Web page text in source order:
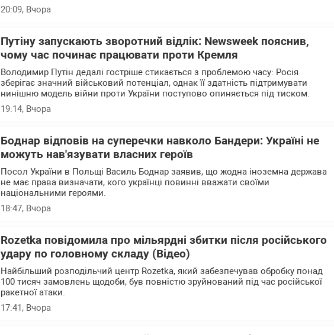
20:09, Вчора
Путіну запускають зворотний відлік: Newsweek пояснив,
чому час починає працювати проти Кремля
Володимир Путін дедалі гостріше стикається з проблемою часу: Росія
зберігає значний військовий потенціал, однак її здатність підтримувати
нинішню модель війни проти України поступово опиняється під тиском.
19:14, Вчора
Боднар відповів на суперечки навколо Бандери: Україні не
можуть нав'язувати власних героїв
Посол України в Польщі Василь Боднар заявив, що жодна іноземна держава
не має права визначати, кого українці повинні вважати своїми
національними героями.
18:47, Вчора
Rozetka повідомила про мільярдні збитки після російського
удару по головному складу (Відео)
Найбільший розподільчий центр Rozetka, який забезпечував обробку понад
100 тисяч замовлень щодоби, був повністю зруйнований під час російської
ракетної атаки.
17:41, Вчора